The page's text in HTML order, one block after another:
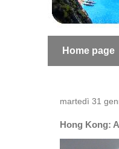
Home page
martedì 31
Hong Kong: